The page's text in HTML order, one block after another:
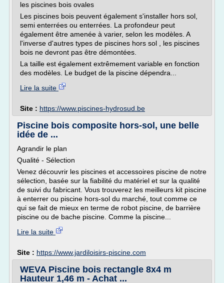
les piscines bois ovales
Les piscines bois peuvent également s'installer hors sol,
semi enterrées ou enterrées. La profondeur peut
également être amenée à varier, selon les modèles. A
l'inverse d'autres types de piscines hors sol , les piscines
bois ne devront pas être démontées.
La taille est également extrêmement variable en fonction
des modèles. Le budget de la piscine dépendra...
Lire la suite
Site : https://www.piscines-hydrosud.be
Piscine bois composite hors-sol, une belle
idée de ...
Agrandir le plan
Qualité - Sélection
Venez découvrir les piscines et accessoires piscine de notre
sélection, basée sur la fiabilité du matériel et sur la qualité
de suivi du fabricant. Vous trouverez les meilleurs kit piscine
à enterrer ou piscine hors-sol du marché, tout comme ce
qui se fait de mieux en terme de robot piscine, de barrière
piscine ou de bache piscine. Comme la piscine...
Lire la suite
Site : https://www.jardiloisirs-piscine.com
WEVA Piscine bois rectangle 8x4 m
Hauteur 1,46 m - Achat ...